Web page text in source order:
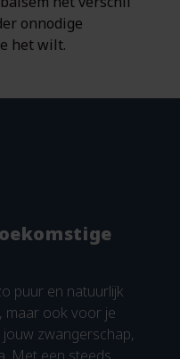
onnodige
het wilt.
puur en natuurlijk
maar ook voor je
zwangerschap,